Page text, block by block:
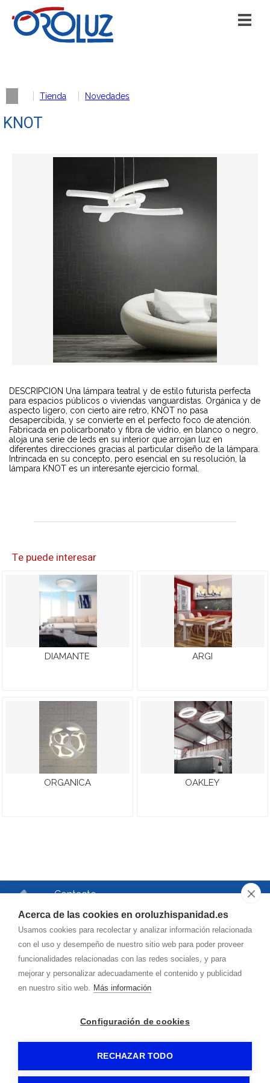
Acerca de las cookies en oroluzhispanidad.es
Usamos cookies para recolectar y analizar información relacionada
con el uso y desempeño de nuestro sitio web para poder proveer
funcionalidades relacionadas con las redes sociales, y para
mejorar y personalizar adecuadamente el contenido y publicidad
en nuestro sitio web. Más información
Configuración de cookies
RECHAZAR TODO
Tienda Novedades
KNOT
DESCRIPCION Una lámpara teatral y de estilo futurista perfecta
para espacios públicos o viviendas vanguardistas. Orgánica y de
aspecto ligero, con cierto aire retro, KNOT no pasa
desapercibida, y se convierte en el perfecto foco de atención.
Fabricada en policarbonato y fibra de vidrio, en blanco o negro,
aloja una serie de leds en su interior que arrojan luz en
diferentes direcciones gracias al par­ticular diseño de la lámpara.
Intrincada en su concepto, pero esencial en su resolución, la
lámpara KNOT es un interesante ejercicio formal.
Te puede interesar
DIAMANTE ARGI
ORGANICA OAKLEY
Contacto
Teléfono
976.750.504
Correo
oroluzhispanidad@hotmail.es
-(Zaragoza)
Política de cookies- ByCiberPubli -